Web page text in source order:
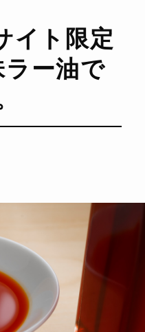
ト限定
ー油で